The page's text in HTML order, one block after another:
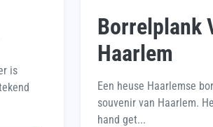
is
Borrelplank
Haarlem
Een heuse Haarlemse
souvenir van Haarlem.
hand get...